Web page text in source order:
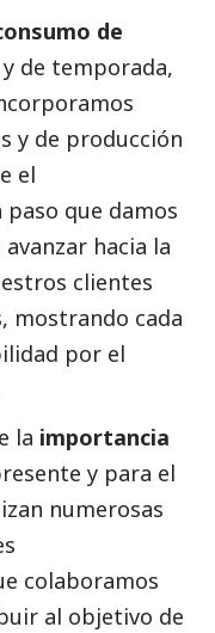
de
de temporada,
y de producción
el
que damos
hacia la
clientes
mostrando cada
por el
la importancia
y para el
numerosas
colaboramos
al objetivo de